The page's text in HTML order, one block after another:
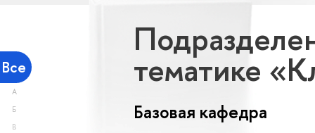
Все
А
Б
В
тематике
Базовая кафедра